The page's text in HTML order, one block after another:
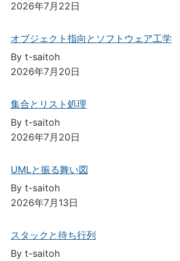
2026年7月22日
オブジェクト指向とソフトウェア工学
By t-saitoh
2026年7月20日
集合とリスト処理
By t-saitoh
2026年7月20日
UMLと振る舞い図
By t-saitoh
2026年7月13日
スタックと待ち行列
By t-saitoh